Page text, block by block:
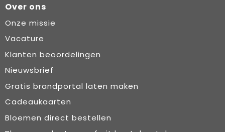
Over ons
Onze missie
Vacature
Klanten beoordelingen
Nieuwsbrief
Gratis brandportal laten maken
Cadeaukaarten
Bloemen direct bestellen